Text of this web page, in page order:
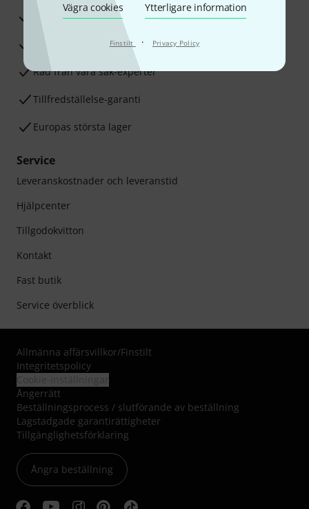
Vägra cookies Ytterligare information
Finstilt · Privacy Policy
30 dagars öppet köp
Reparationsservice
Råd från våra sak-experter
Tillfredställelse-garanti
Europas största lager
Service
Leveranskostnader och leveranstid
Hjälpcenter
Tillgodokvitton
Kontakt
Fast butik
Service överblick
Allmänna affärsvillkor/Finstilt
Integritetspolicy
Ångerrätt
Beställningsprocess / slutförande av beställning
Lagstadgade garantirättigheter
Tillgänglighetsförklaring
Ångra beställning